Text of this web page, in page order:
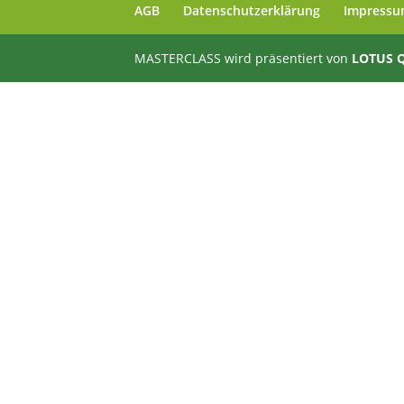
AGB Datenschutzerklärung
MASTERCLASS wird präsentiert von LOTUS